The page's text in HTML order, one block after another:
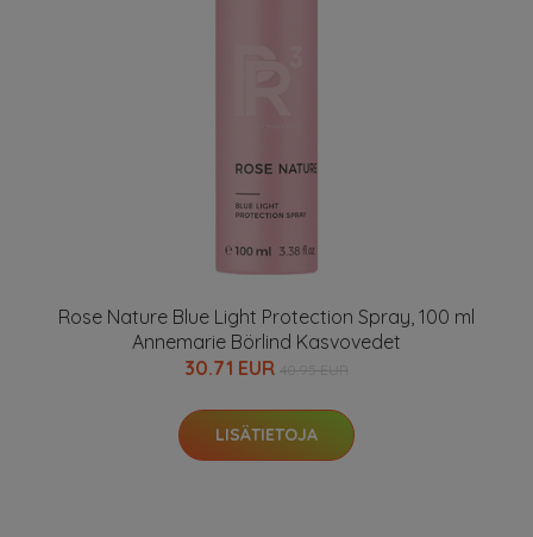
Rose Nature Blue Light Protection Spray, 100 ml
Annemarie Börlind Kasvovedet
30.71 EUR
LISÄTIETOJA